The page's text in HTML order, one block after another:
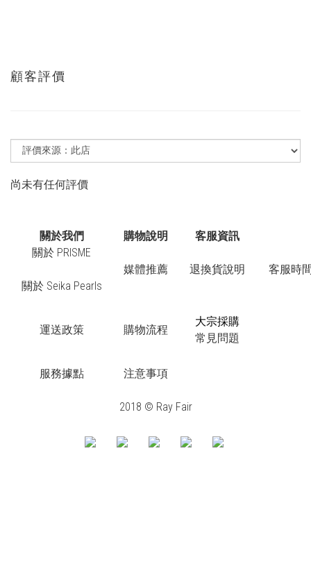
顧客評價
尚未有任何評價
關於我們 購物說明
客服資訊
關於 PRISME
關於 Seika Pearls
媒體推薦 退換貨說明 客服時
運送政策 購物流程
大宗採購
常見問題
服務據點 注意事項
2018 © Ray Fair